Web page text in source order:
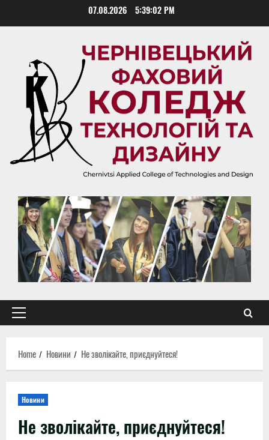
07.08.2026 5:39:02 PM
Primary
Home
Новини Не зволікайте, приєднуйтеся!
Новини
Не зволікайте, приєднуйтеся!